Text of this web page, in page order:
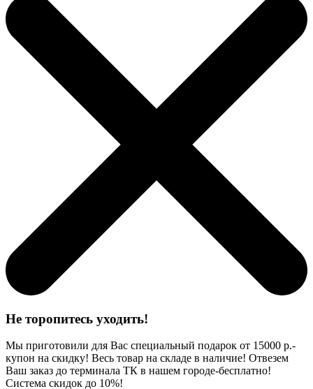
Не торопитесь уходить!
Мы приготовили для Вас специальный подарок от 15000 р.-
купон на скидку! Весь товар на складе в наличие! Отвезем
Ваш заказ до терминала ТК в нашем городе-бесплатно!
Система скидок до 10%!